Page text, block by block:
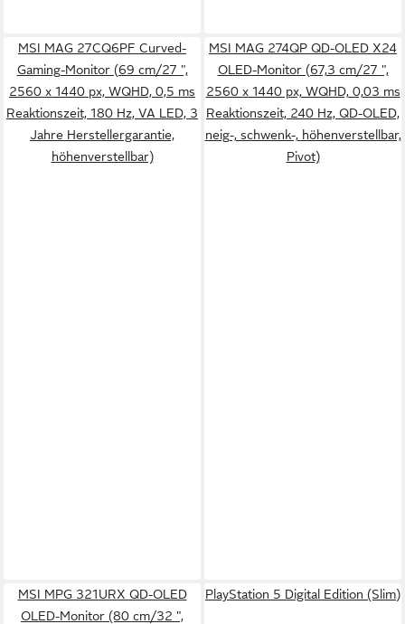
MSI MAG 27CQ6PF Curved-
Gaming-Monitor (69 cm/27 ",
2560 x 1440 px, WQHD, 0,5 ms
Reaktionszeit, 180 Hz, VA LED, 3
Jahre Herstellergarantie,
höhenverstellbar)
MSI MAG 274QP QD-OLED X24
OLED-Monitor (67,3 cm/27 ",
2560 x 1440 px, WQHD, 0,03 ms
Reaktionszeit, 240 Hz, QD-OLED,
neig-, schwenk-, höhenverstellbar,
Pivot)
MSI MPG 321URX QD-OLED
OLED-Monitor (80 cm/32 ",
PlayStation 5 Digital Edition (Slim)